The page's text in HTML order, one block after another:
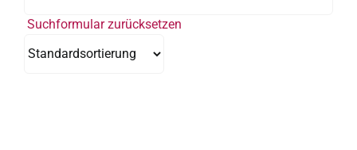
Suchformular zurücksetzen